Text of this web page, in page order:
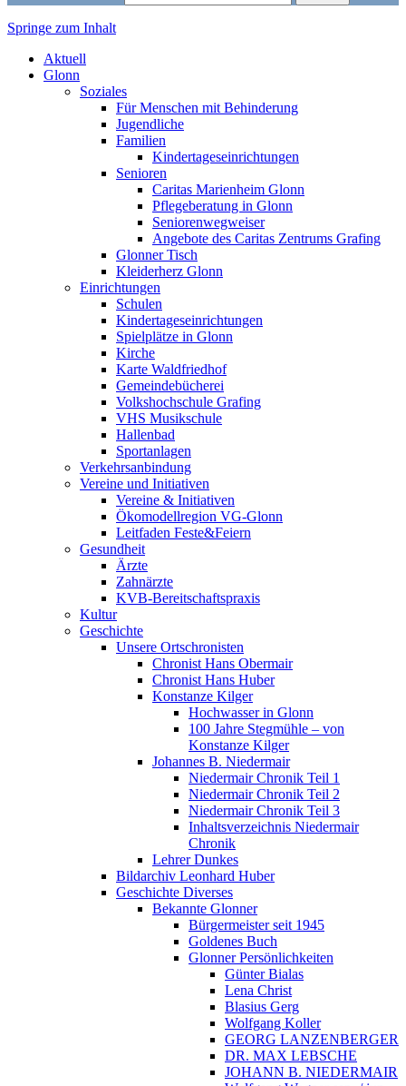
Markt Glonn
Springe zum Inhalt
Aktuell
Glonn
Soziales
Für Menschen mit Behinderung
Jugendliche
Familien
Kindertageseinrichtungen
Senioren
Caritas Marienheim Glonn
Pflegeberatung in Glonn
Seniorenwegweiser
Angebote des Caritas Zentrums Grafing
Glonner Tisch
Kleiderherz Glonn
Einrichtungen
Schulen
Kindertageseinrichtungen
Spielplätze in Glonn
Kirche
Karte Waldfriedhof
Gemeindebücherei
Volkshochschule Grafing
VHS Musikschule
Hallenbad
Sportanlagen
Verkehrsanbindung
Vereine und Initiativen
Vereine & Initiativen
Ökomodellregion VG-Glonn
Leitfaden Feste&Feiern
Gesundheit
Ärzte
Zahnärzte
KVB-Bereitschaftspraxis
Kultur
Geschichte
Unsere Ortschronisten
Chronist Hans Obermair
Chronist Hans Huber
Konstanze Kilger
Hochwasser in Glonn
100 Jahre Stegmühle – von
Konstanze Kilger
Johannes B. Niedermair
Niedermair Chronik Teil 1
Niedermair Chronik Teil 2
Niedermair Chronik Teil 3
Inhaltsverzeichnis Niedermair
Chronik
Lehrer Dunkes
Bildarchiv Leonhard Huber
Geschichte Diverses
Bekannte Glonner
Bürgermeister seit 1945
Goldenes Buch
Glonner Persönlichkeiten
Günter Bialas
Lena Christ
Blasius Gerg
Wolfgang Koller
GEORG LANZENBERGER
DR. MAX LEBSCHE
JOHANN B. NIEDERMAIR